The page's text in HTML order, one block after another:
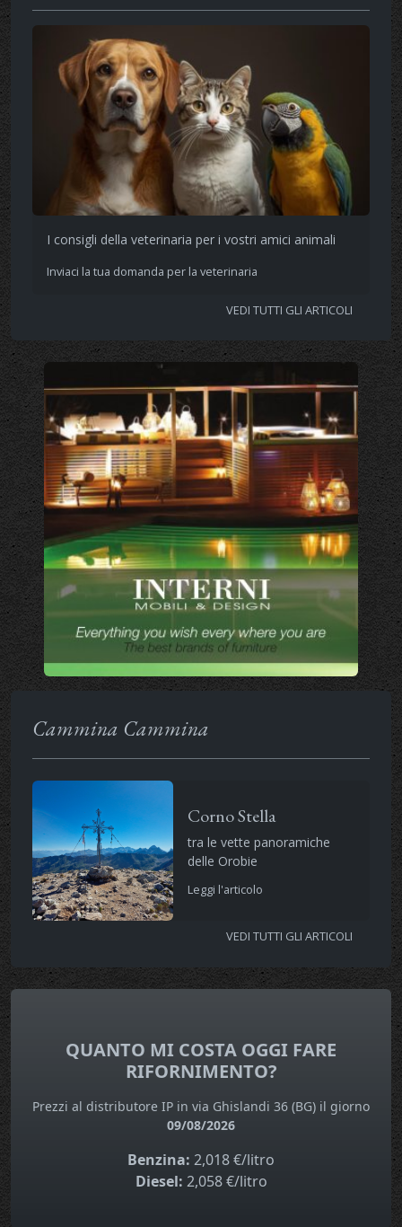
I consigli della veterinaria per i vostri amici animali
Inviaci la tua domanda per la veterinaria
VEDI TUTTI GLI ARTICOLI
Cammina Cammina
Corno Stella
tra le vette panoramiche
delle Orobie
Leggi l'articolo
VEDI TUTTI GLI ARTICOLI
QUANTO MI COSTA OGGI FARE
RIFORNIMENTO?
Prezzi al distributore IP in via Ghislandi 36 (BG) il giorno
09/08/2026
Benzina: 2,018 €/litro
Diesel: 2,058 €/litro